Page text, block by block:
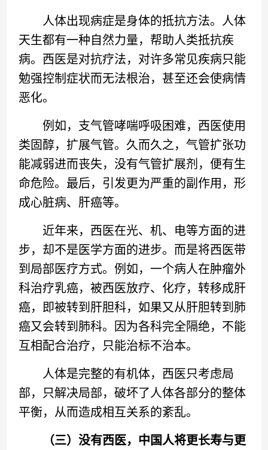
人体出现病症是身体的抵抗方法。人体
天生都有一种自然力量，帮助人类抵抗疾
病。西医是对抗疗法，对许多常见疾病只能
勉强控制症状而无法根治，甚至还会使病情
恶化。
例如，支气管哮喘呼吸困难，西医使用
类固醇，扩展气管。久而久之，气管扩张功
能减弱进而丧失，没有气管扩展剂，便有生
命危险。最后，引发更为严重的副作用，形
成心脏病、肝癌等。
近年来，西医在光、机、电等方面的进
步，却不是医学方面的进步。而是将西医带
到局部医疗方式。例如，一个病人在肿瘤外
科治疗乳癌，被西医放疗、化疗，转移成肝
癌，即被转到肝胆科，如果又从肝胆转到肺
癌又会转到肺科。因为各科完全隔绝，不能
互相配合治疗，只能治标不治本。
人体是完整的有机体，西医只考虑局
部，只解决局部，破坏了人体各部分的整体
平衡，从而造成相互关系的紊乱。
（三）没有西医，中国人将更长寿与更